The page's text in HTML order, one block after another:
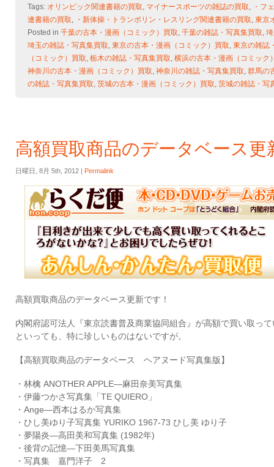
Tags: オリンピック関連書籍の買取, マイナースポーツの雑誌の買取, ・フ
連書籍の買取, ・新体操・トランポリン・レスリング関連書籍の買取, 東京
Posted in 千葉の古本・漫画（コミック）買取, 千葉の雑誌・写真集買取,
埼玉の雑誌・写真集買取, 東京の古本・漫画（コミック）買取, 東京の雑誌
（コミック）買取, 栃木の雑誌・写真集買取, 横浜の古本・漫画（コミック
神奈川の古本・漫画（コミック）買取, 神奈川の雑誌・写真集買取, 群馬の
の雑誌・写真集買取, 茨城の古本・漫画（コミック）買取, 茨城の雑誌・写
高額買取商品のデータベース更
日曜日, 8月 5th, 2012 | Permalink
高額買取商品のデータベース更新です！
内閣府認可法人『東京読書普及商業協同組合』が高額で買い取っ
といっても、特に珍しいものはないですが。
【高額買取商品のデータベース ヘアヌード写真集版】
・林檎 ANOTHER APPLE―麻田奈美写真集
・伊藤つかさ写真集「TE QUIERO」
・Ange―西本はるか写真集
・ひし美ゆり子写真集 YURIKO 1967-73 ひし美 ゆり子
・夢陽炎―高田美和写真集 (1982年)
・後背の記憶―下田美馬写真集
・写真集 嘉門洋子 2